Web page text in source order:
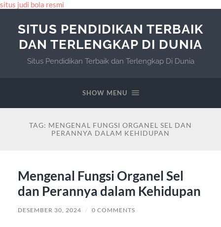
situs judi bola resmi
SITUS PENDIDIKAN TERBAIK
DAN TERLENGKAP DI DUNIA
Situs Pendidikan Terbaik dan Terlengkap Di Dunia
SHOW MENU
TAG: MENGENAL FUNGSI ORGANEL SEL DAN
PERANNYA DALAM KEHIDUPAN
Mengenal Fungsi Organel Sel
dan Perannya dalam Kehidupan
DESEMBER 30, 2024 / 0 COMMENTS